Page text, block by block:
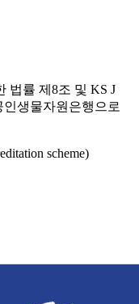
법률 제8조 및 KS J
인생물자원은행으로
scheme)